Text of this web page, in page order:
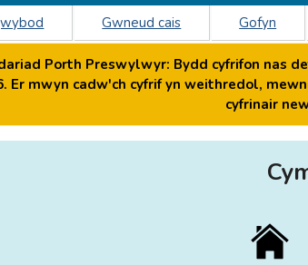
Gwneud cais Gofyn
Porth Preswylwyr: Bydd cyfrifon nas
Er mwyn cadw'ch cyfrif yn weithredol,
cyfrinair